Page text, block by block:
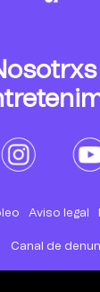
Aviso legal
Canal de